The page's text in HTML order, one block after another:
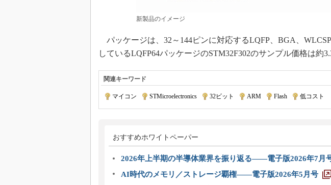
新製品のイメージ
パッケージは、32～144ピンに対応するLQFP、BGA、
しているLQFP64パッケージのSTM32F302のサンプル価格は約
関連キーワード
マイコン STMicroelectronics 32ビット ARM Flash 低コスト
おすすめホワイトペーパー
2026年上半期の半導体業界を振り返る――電子版2026年7月
AI時代のメモリ／ストレージ覇権――電子版2026年5月号